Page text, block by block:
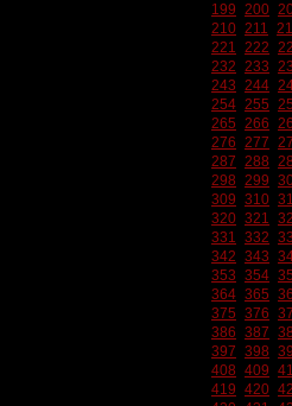
199 200
210 211
221 222
232 233
243 244
254 255
265 266
276 277
287 288
298 299
309 310
320 321
331 332
342 343
353 354
364 365
375 376
386 387
397 398
408 409
419 420